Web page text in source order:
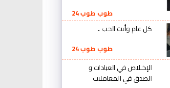
طوب طوب 24
كل عام وأنت الحب ..
طوب طوب 24
الإخـلاص في العبادات و
الصدق في المعاملات